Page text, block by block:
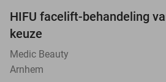
HIFU facelift-behandeling
keuze
Medic Beauty
Arnhem